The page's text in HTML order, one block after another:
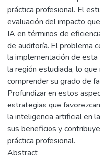
práctica profesional. El
evaluación del impacto
IA en términos de
de auditoría. El problema
la implementación de
la región estudiada, lo
comprender su grado de
Profundizar en estos
estrategias que
la inteligencia artificial en
sus beneficios y
práctica profesional.
Abstract